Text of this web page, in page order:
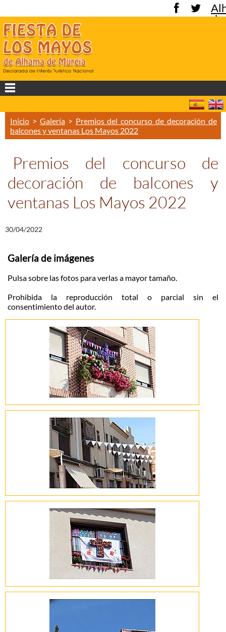
de
Inicio > Galería> Premios del concurso de decoración de
balcones y ventanas Los Mayos 2022
Premios del concurso de
decoración de balcones y
ventanas Los Mayos 2022
30/04/2022
Galería de imágenes
Pulsa sobre las fotos para verlas a mayor tamaño.
Prohibida la reproducción total o parcial sin el
consentimiento del autor.